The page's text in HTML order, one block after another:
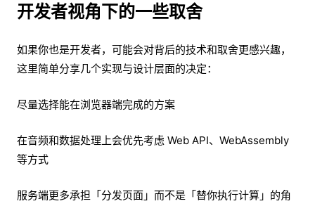
开发者视角下的一些取舍
如果你也是开发者，可能会对背后的技术和取舍更感兴趣，
这里简单分享几个实现与设计层面的决定：
尽量选择能在浏览器端完成的方案
在音频和数据处理上会优先考虑 Web API、WebAssembly
等方式
服务端更多承担「分发页面」而不是「替你执行计算」的角